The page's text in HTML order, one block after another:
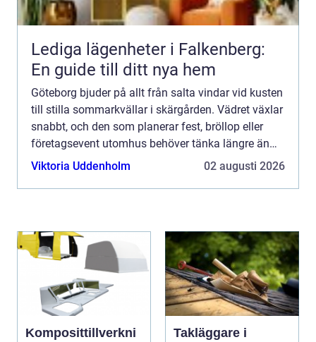
Lediga lägenheter i Falkenberg:
En guide till ditt nya hem
Göteborg bjuder på allt från salta vindar vid kusten
till stilla sommarkvällar i skärgården. Vädret växlar
snabbt, och den som planerar fest, bröllop eller
företagsevent utomhus behöver tänka längre än
bara datum och meny. Ett välplanerat tält blir s...
Viktoria Uddenholm 02 augusti 2026
Komposittillverkni
Takläggare i